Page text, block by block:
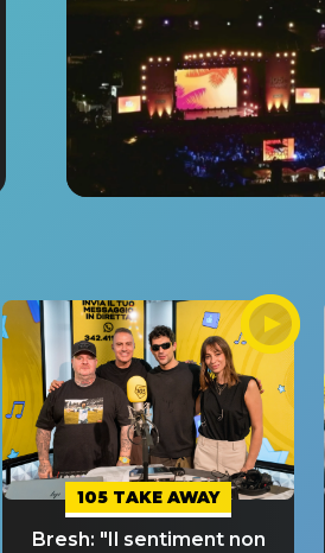
105 TAKE AWAY
Bresh: "Il sentiment non